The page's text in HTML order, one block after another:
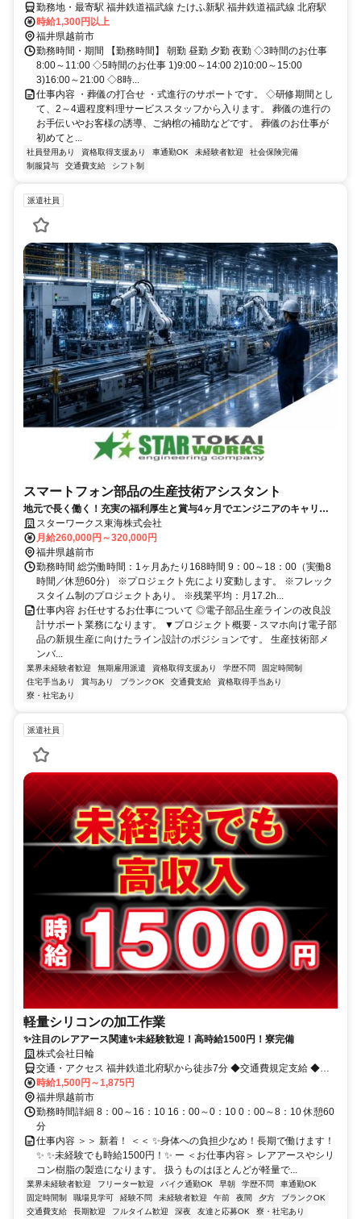
勤務地・最寄駅 福井鉄道福武線 たけふ新駅 福井鉄道福武線 北府駅
時給1,300円以上
福井県越前市
勤務時間・期間 【勤務時間】 朝勤 昼勤 夕勤 夜勤 ◇3時間のお仕事
8:00～11:00 ◇5時間のお仕事 1)9:00～14:00 2)10:00～15:00
3)16:00～21:00 ◇8時...
仕事内容 ・葬儀の打合せ ・式進行のサポートです。 ◇研修期間とし
て、2～4週程度料理サービススタッフから入ります。 葬儀の進行の
お手伝いやお客様の誘導、ご納棺の補助などです。 葬儀のお仕事が
初めてと...
社員登用あり 資格取得支援あり 車通勤OK 未経験者歓迎
社会保険完備
制服貸与
交通費支給 シフト制
派遣社員
スマートフォン部品の生産技術アシスタント
地元で長く働く！充実の福利厚生と賞与4ヶ月でエンジニアのキャリア
を応援／年間休日120日
スターワークス東海株式会社
月給260,000円～320,000円
福井県越前市
勤務時間 総労働時間：1ヶ月あたり168時間 9：00～18：00（実働8
時間／休憩60分） ※プロジェクト先により変動します。 ※フレック
スタイム制のプロジェクトあり。 ※残業平均：月17.2h...
仕事内容 お任せするお仕事について ◎電子部品生産ラインの改良設
計サポート業務になります。 ▼プロジェクト概要 - スマホ向け電子部
品の新規生産に向けたライン設計のポジションです。 生産技術部メ
ンバ...
業界未経験者歓迎 無期雇用派遣 資格取得支援あり 学歴不問
固定時間制
住宅手当あり
賞与あり ブランクOK 交通費支給
資格取得手当あり
寮・社宅あり
派遣社員
軽量シリコンの加工作業
✨注目のレアアース関連✨未経験歓迎！高時給1500円！寮完備
株式会社日輪
交通・アクセス 福井鉄道北府駅から徒歩7分 ◆交通費規定支給 ◆車
通勤可
時給1,500円～1,875円
福井県越前市
勤務時間詳細 8：00～16：10 16：00～0：10 0：00～8：10 休憩60
分
仕事内容 ＞＞ 新着！ ＜＜ ✨身体への負担少なめ！長期で働けます！
✨ ✨未経験でも時給1500円！✨ ー ＜お仕事内容＞ レアアースやシリ
コン樹脂の製造になります。 扱うものはほとんどが軽量で...
業界未経験者歓迎 フリーター歓迎 バイク通勤OK 早朝 学歴不問
車通勤OK
固定時間制
職場見学可 経験不問 未経験者歓迎 午前 夜間 夕方
ブランクOK
交通費支給
長期歓迎 フルタイム歓迎 深夜 友達と応募OK 寮・社宅あり